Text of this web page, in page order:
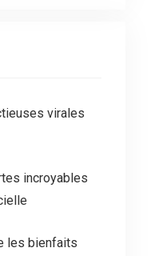
virales
incroyables
les bienfaits